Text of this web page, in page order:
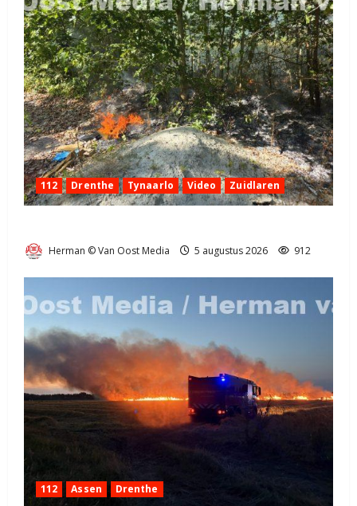
112 Drenthe Tynaarlo Video Zuidlaren
Herman © Van Oost Media 5 augustus 2026 912
112 Assen Drenthe